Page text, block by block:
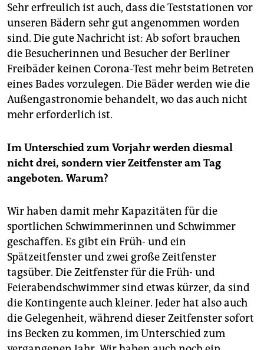
Sehr erfreulich ist auch, dass die Teststationen vor
unseren Bädern sehr gut angenommen worden
sind. Die gute Nachricht ist: Ab sofort brauchen
die Besucherinnen und Besucher der Berliner
Freibäder keinen Corona-Test mehr beim Betreten
eines Bades vorzulegen. Die Bäder werden wie die
Außengastronomie behandelt, wo das auch nicht
mehr erforderlich ist.
Im Unterschied zum Vorjahr werden diesmal
nicht drei, sondern vier Zeitfenster am Tag
angeboten. Warum?
Wir haben damit mehr Kapazitäten für die
sportlichen Schwimmerinnen und Schwimmer
geschaffen. Es gibt ein Früh- und ein
Spätzeitfenster und zwei große Zeitfenster
tagsüber. Die Zeitfenster für die Früh- und
Feierabendschwimmer sind etwas kürzer, da sind
die Kontingente auch kleiner. Jeder hat also auch
die Gelegenheit, während dieser Zeitfenster sofort
ins Becken zu kommen, im Unterschied zum